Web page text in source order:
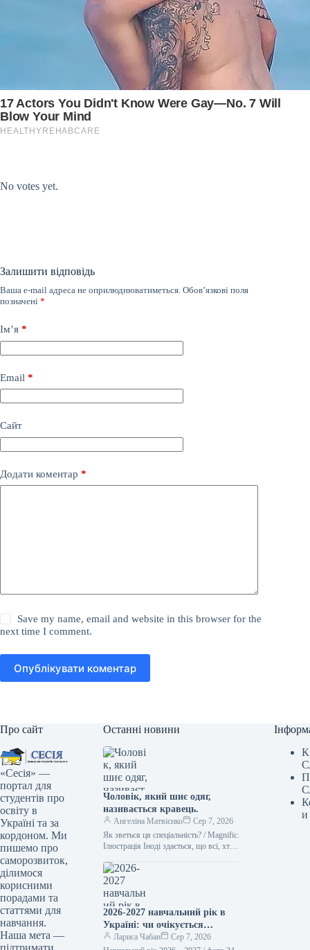
No votes yet.
Залишити відповідь
Ваша e-mail адреса не оприлюднюватиметься. Обов’язкові поля
позначені *
Ім’я *
Email *
Сайт
Додати коментар *
Save my name, email and website in this browser for the
next time I comment.
Опублікувати коментар
Про сайт
«Сесія» —
портал для
студентів про
освіту в
Україні та за
кордоном. Ми
пишемо про
саморозвиток,
ділимося
корисними
порадами та
статтями для
навчання.
Наша мета —
підтримати
Останні новини
Чоловік, який шиє одяг,
називається кравець.
Ангеліна Матвієнко
Сер 7, 2026
Як зветься ця спеціальність? / Magnific.
Ілюстрація Іноді здається, що всі, хто
“швачки”. Проте українська…
2026-2027 навчальний рік в
Україні: чи очікується
підвищення заробітної плати
Лариса Чабан
Сер 7, 2026
и